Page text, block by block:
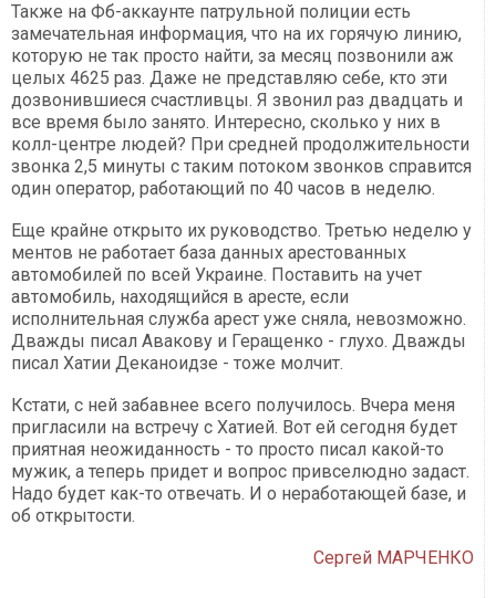
Также на Фб-аккаунте патрульной полиции есть
замечательная информация, что на их горячую линию,
которую не так просто найти, за месяц позвонили аж
целых 4625 раз. Даже не представляю себе, кто эти
дозвонившиеся счастливцы. Я звонил раз двадцать и
все время было занято. Интересно, сколько у них в
колл-центре людей? При средней продолжительности
звонка 2,5 минуты с таким потоком звонков справится
один оператор, работающий по 40 часов в неделю.
Еще крайне открыто их руководство. Третью неделю у
ментов не работает база данных арестованных
автомобилей по всей Украине. Поставить на учет
автомобиль, находящийся в аресте, если
исполнительная служба арест уже сняла, невозможно.
Дважды писал Авакову и Геращенко - глухо. Дважды
писал Хатии Деканоидзе - тоже молчит.
Кстати, с ней забавнее всего получилось. Вчера меня
пригласили на встречу с Хатией. Вот ей сегодня будет
приятная неожиданность - то просто писал какой-то
мужик, а теперь придет и вопрос привселюдно задаст.
Надо будет как-то отвечать. И о неработающей базе, и
об открытости.
Сергей МАРЧЕНКО